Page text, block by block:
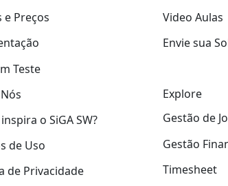
e Preços
Teste
o SiGA SW?
de Uso
de Privacidade
Video Aulas
Envie sua
Explore
Gestão de
Gestão
Timesheet